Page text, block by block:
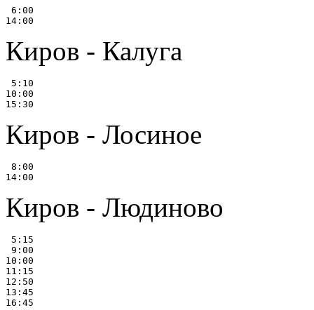
6:00
Киров - Калуга
5:10
10:00
Киров - Лосиное
8:00
Киров - Людиново
5:15
9:00
10:00
11:15
12:50
13:45
16:45